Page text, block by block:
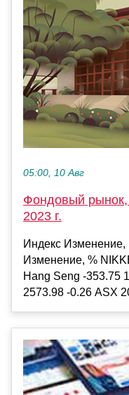
05:00, 10 Авг
Фондовый рынок,
2023 г.
Индекс Изменение,
Изменение, %
Hang Seng -353.75
2573.98 -0.26 ASX